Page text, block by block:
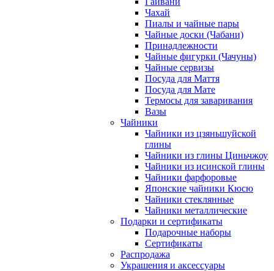
Чахай
Пиалы и чайные пары
Чайные доски (Чабани)
Принадлежности
Чайные фигурки (Чачуны)
Чайные сервизы
Посуда для Маття
Посуда для Мате
Термосы для заваривания
Вазы
Чайники
Чайники из цзяньшуйской
глины
Чайники из глины Циньчжоу
Чайники из исинской глины
Чайники фарфоровые
Японские чайники Кюсю
Чайники стеклянные
Чайники металлические
Подарки и сертификаты
Подарочные наборы
Сертификаты
Распродажа
Украшения и аксессуары